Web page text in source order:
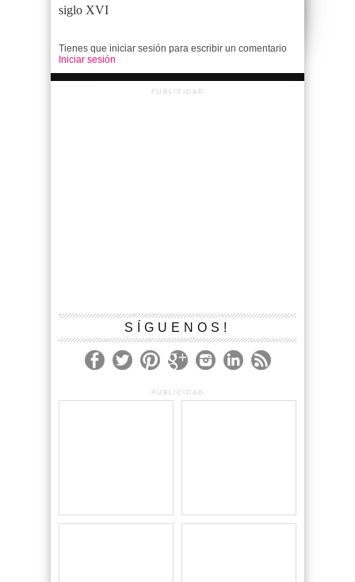
siglo XVI
Tienes que iniciar sesión para escribir un comentario
Iniciar sesión
PUBLICIDAD
SÍGUENOS!
PUBLICIDAD